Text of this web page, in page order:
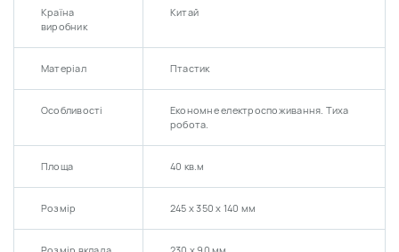
Країна
виробник
Китай
Матеріал Птастик
Особливості
Економне електроспоживання. Тиха
робота.
Площа 40 кв.м
Розмір 245 х 350 х 140 мм